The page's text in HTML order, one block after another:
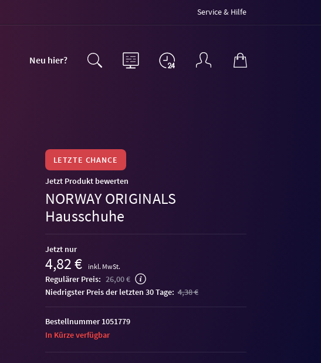
Service & Hilfe
Neu hier?
LETZTE CHANCE
Jetzt Produkt bewerten
NORWAY ORIGINALS
Hausschuhe
Jetzt nur
4,82 € inkl. MwSt.
Regulärer Preis: 26,00 €
niedrigster Preis der letzten 30 Tage: 4,38 €
Bestellnummer 1051779
In Kürze verfügbar